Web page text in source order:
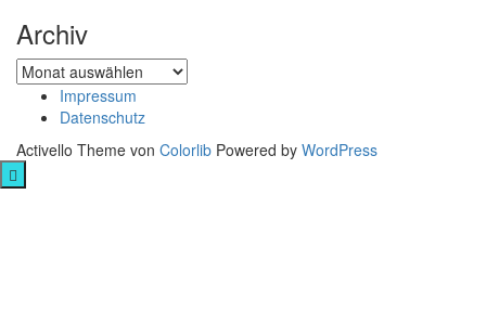
Archiv
Archiv
Impressum
Datenschutz
Activello Theme von Colorlib Powered by WordPress